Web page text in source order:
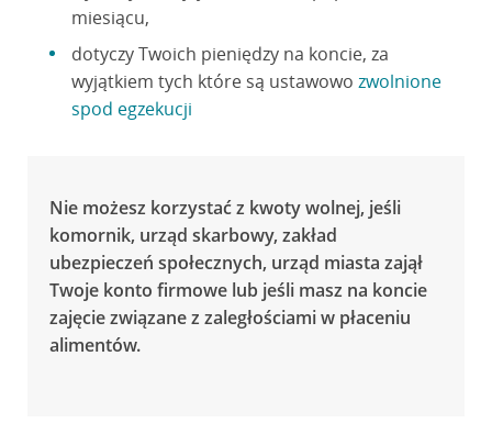
miesiącu,
dotyczy Twoich pieniędzy na koncie, za
wyjątkiem tych które są ustawowo zwolnione
spod egzekucji
Nie możesz korzystać z kwoty wolnej, jeśli
komornik, urząd skarbowy, zakład
ubezpieczeń społecznych, urząd miasta zajął
Twoje konto firmowe lub jeśli masz na koncie
zajęcie związane z zaległościami w płaceniu
alimentów.